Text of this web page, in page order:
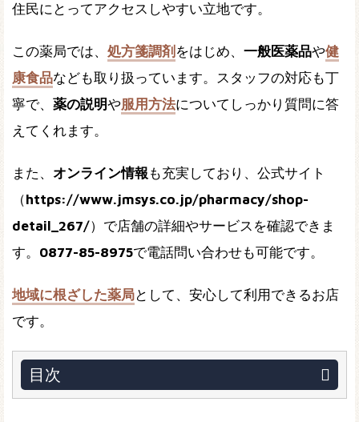
住民にとってアクセスしやすい立地です。
この薬局では、 処方箋調剤 をはじめ、 一般医薬品や健
康食品なども取り扱っています。スタッフの対応も丁
寧で、 薬の説明や服用方法についてしっかり質問に答
えてくれます。
また、 オンライン情報 も充実しており、公式サイト
（https://www.jmsys.co.jp/pharmacy/shop-
detail_267/）で店舗の詳細やサービスを確認できま
す。 0877-85-8975で電話問い合わせも可能です。
地域に根ざした薬局として、安心して利用できるお店
です。
目次